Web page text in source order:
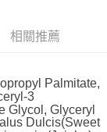
AFTEE先享後付」
可透過四大超商／
。
取消訂單，請聯絡
需透過AFTEE先享
相關推薦
Palmitate,
3
Glycol, Glyceryl
Dulcis(Sweet